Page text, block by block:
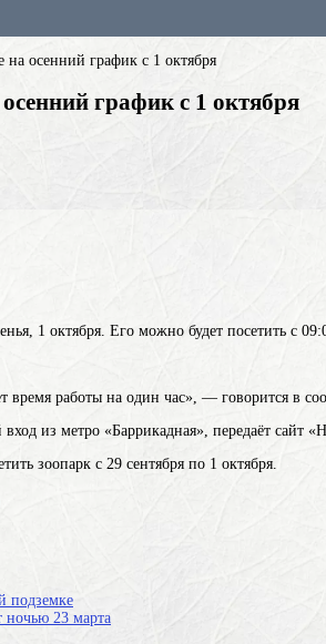
на осенний график с 1 октября
график с 1 октября
1 октября. Его можно будет посетить с
время работы на один час», — говорится в
из метро «Баррикадная», передаёт
зоопарк с 29 сентября по 1 октября.
подземке
ночью 23 марта